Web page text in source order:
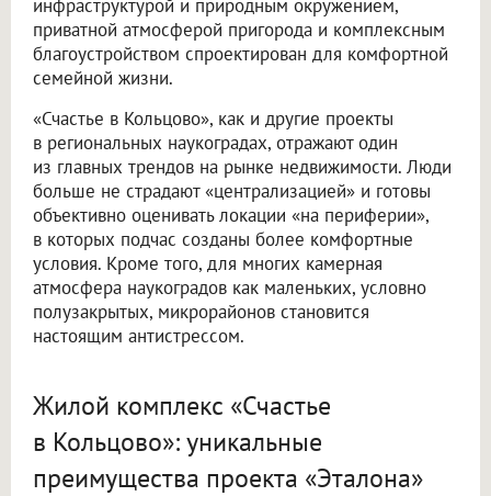
инфраструктурой и природным окружением,
приватной атмосферой пригорода и комплексным
благоустройством спроектирован для комфортной
семейной жизни.
«Счастье в Кольцово», как и другие проекты
в региональных наукоградах, отражают один
из главных трендов на рынке недвижимости. Люди
больше не страдают «централизацией» и готовы
объективно оценивать локации «на периферии»,
в которых подчас созданы более комфортные
условия. Кроме того, для многих камерная
атмосфера наукоградов как маленьких, условно
полузакрытых, микрорайонов становится
настоящим антистрессом.
Жилой комплекс «Счастье
в Кольцово»: уникальные
преимущества проекта «Эталона»